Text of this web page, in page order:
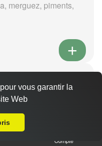
merguez, piments,
viande hachée,
Compte
vous garantir la
Web